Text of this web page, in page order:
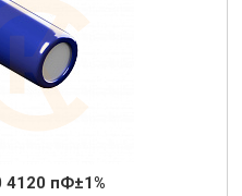
пФ±1%